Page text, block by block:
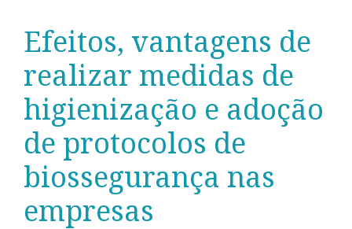
Efeitos, vantagens de
realizar medidas de
higienização e adoção
de protocolos de
biossegurança nas
empresas